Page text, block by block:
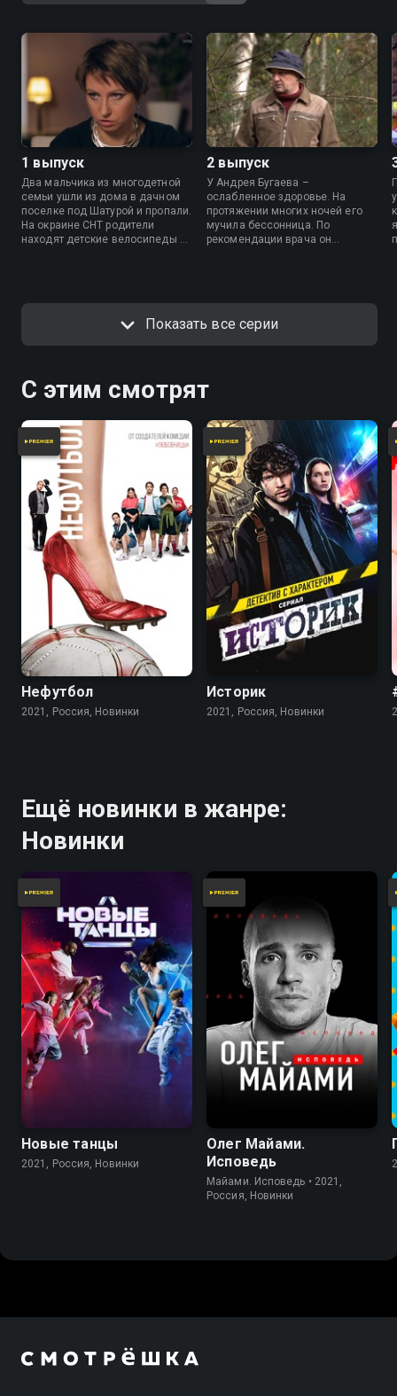
1 выпуск
Два мальчика из многодетной
семьи ушли из дома в дачном
поселке под Шатурой и пропали.
На окраине СНТ родители
находят детские велосипеды и
поисково-спасательного отряда
2 выпуск
У Андрея Бугаева –
ослабленное здоровье. На
протяжении многих ночей его
мучила бессонница. По
рекомендации врача он
летняя Настя.
Показать все серии
С этим смотрят
Нефутбол
2021, Россия, Новинки
Историк
2021, Россия, Новинки
Ещё новинки в жанре:
Новинки
Новые танцы
2021, Россия, Новинки
Олег Майами.
Исповедь
Майами. Исповедь • 2021,
Россия, Новинки